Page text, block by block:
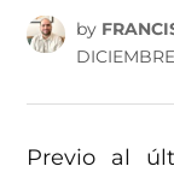
by
Previo al